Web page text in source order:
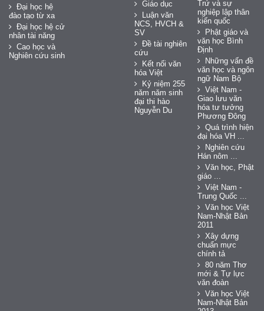
Đại học hệ
đào tạo từ xa
Đại học hệ cử
nhân tài năng
Cao học và
Nghiên cứu sinh
Giáo dục
Luận văn
NCS, HVCH &
SV
Đề tài nghiên
cứu
Kết nối văn
hóa Việt
Kỷ niệm 255
năm năm sinh
đại thi hào
Nguyễn Du
Trứ và sự
nghiệp lập thân
kiến quốc
Phật giáo và
văn học Bình
Định
Những vấn đề
văn học và ngôn
ngữ Nam Bộ
Việt Nam -
Giao lưu văn
hóa tư tưởng
Phương Đông
Quá trình hiện
đại hóa VH ...
Nghiên cứu
Hán nôm ...
Văn học, Phật
giáo ...
Việt Nam -
Trung Quốc ...
Văn học Việt
Nam-Nhật Bản
2011
Xây dựng
chuẩn mực
chính tả
80 năm Thơ
mới & Tự lực
văn đoàn
Văn học Việt
Nam-Nhật Bản